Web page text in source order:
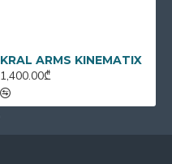
KRAL ARMS KINEMATIX
1,400.00₾